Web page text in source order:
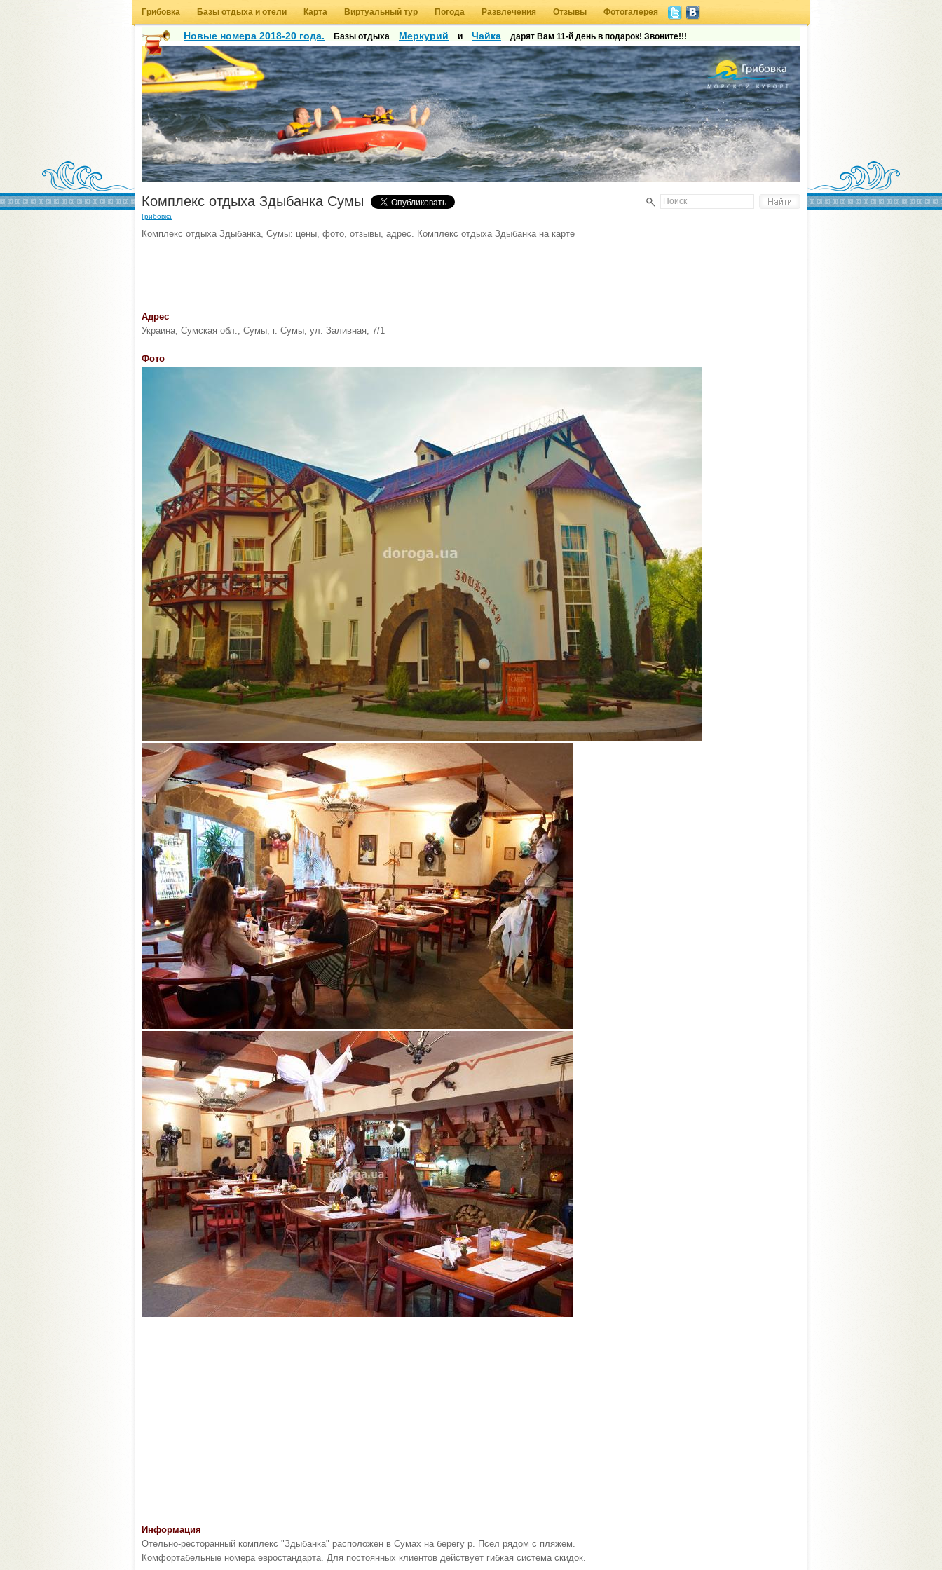
Грибовка Базы отдыха и отели Карта Виртуальный тур Погода Развлечения Отзывы Фотогалерея
Новые номера 2018-20 года. Базы отдыха Меркурий и Чайка дарят Вам 11-й день в подарок! Звоните!!!
Грибовка
Комплекс отдыха Здыбанка Сумы
Комплекс отдыха Здыбанка, Сумы: цены, фото, отзывы, адрес. Комплекс отдыха Здыбанка на карте
Адрес
Украина, Сумская обл., Сумы, г. Сумы, ул. Заливная, 7/1
Фото
Информация
Отельно-ресторанный комплекс "Здыбанка" расположен в Сумах на берегу р. Псел рядом с пляжем.
Комфортабельные номера евростандарта. Для постоянных клиентов действует гибкая система скидок.